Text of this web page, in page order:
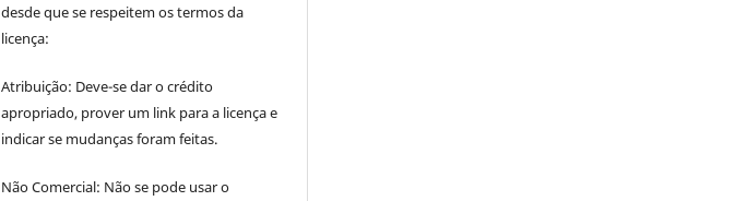
desde que se respeitem os termos da
licença:
Atribuição: Deve-se dar o crédito
apropriado, prover um link para a licença e
indicar se mudanças foram feitas.
Não Comercial: Não se pode usar o